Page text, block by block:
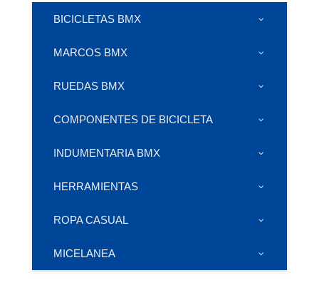
BICICLETAS BMX
MARCOS BMX
RUEDAS BMX
COMPONENTES DE BICICLETA
INDUMENTARIA BMX
HERRAMIENTAS
ROPA CASUAL
MICELANEA